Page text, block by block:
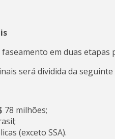
em duas
será dividida da
78 milhões;
(exceto SSA).